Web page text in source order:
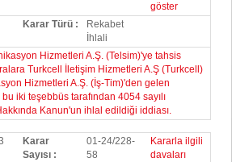
göster
Karar Türü :
Rekabet
İhlali
Hizmetleri A.Ş. (Telsim)'ye tahsis
Turkcell İletişim Hizmetleri A.Ş (Turkcell)
Hizmetleri A.Ş. (İş-Tim)'den gelen
iki teşebbüs tarafından 4054 sayılı
Kanun'un ihlal edildiği iddiası.
Karar
Sayısı :
01-24/228-
58
Kararla ilgili
davaları